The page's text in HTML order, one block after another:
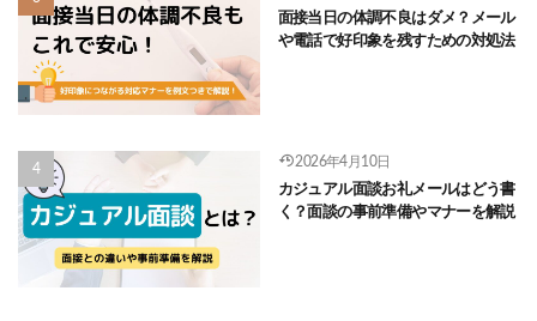
面接当日の体調不良はダメ？メール
や電話で好印象を残すための対処法
2026年4月10日
カジュアル面談お礼メールはどう書
く？面談の事前準備やマナーを解説